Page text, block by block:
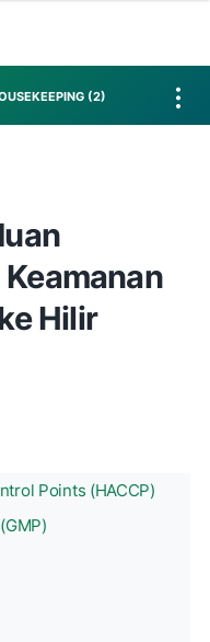
(2)
Hilir
Points (HACCP)